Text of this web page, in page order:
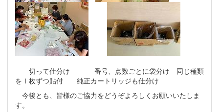
切って仕分け 番号、点数ごとに袋分け 同じ種類
をⅠ枚ずつ貼付 純正カートリッジも仕分け
今後とも、皆様のご協力をどうぞよろしくお願いいたしま
す。